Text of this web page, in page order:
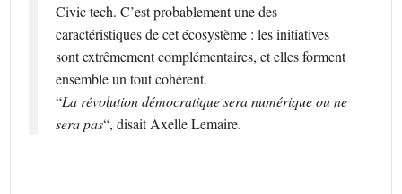
Civic tech. C’est probablement une des
caractéristiques de cet écosystème : les initiatives
sont extrêmement complémentaires, et elles forment
ensemble un tout cohérent.
“La révolution démocratique sera numérique ou ne
sera pas“, disait Axelle Lemaire.